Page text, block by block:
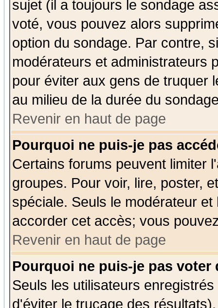
sujet (il a toujours le sondage
voté, vous pouvez alors
option du sondage. Par contre,
modérateurs et administrateurs
pour éviter aux gens de truquer
au milieu de la durée du
Revenir en haut de page
Pourquoi ne puis-je pas
Certains forums peuvent limiter
groupes. Pour voir, lire, poster,
spéciale. Seuls le modérateur
accorder cet accès; vous
Revenir en haut de page
Pourquoi ne puis-je pas voter
Seuls les utilisateurs
d'éviter le trucage des